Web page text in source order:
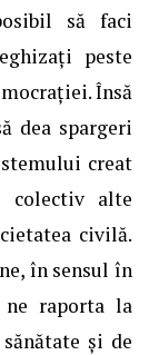
să faci
peste
Însă
dea spargeri
creat
colectiv alte
civilă.
în sensul în
raporta la
și de